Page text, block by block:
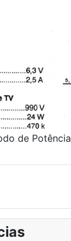
de Potência